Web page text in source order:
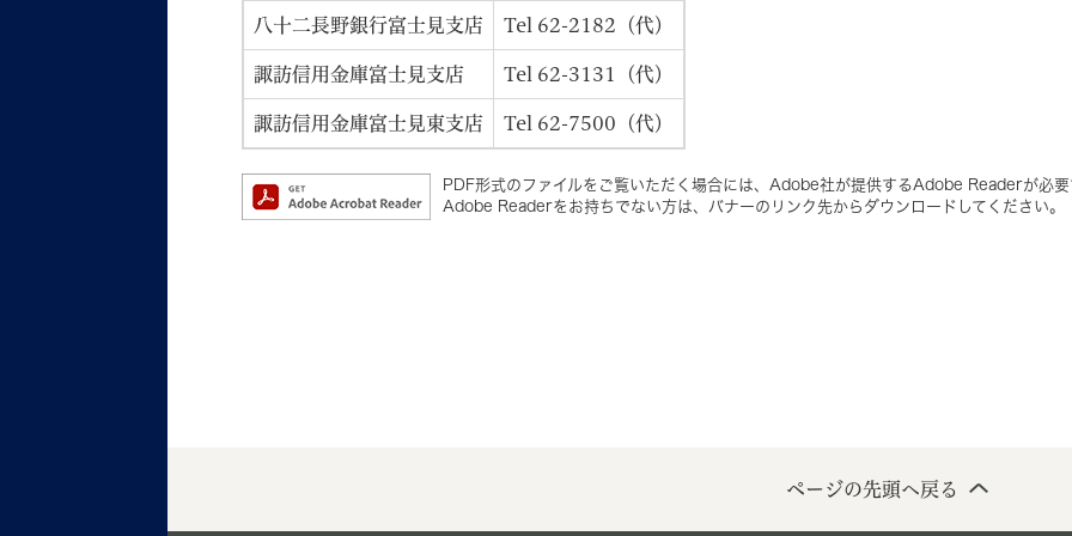
八十二長野銀行富士見支店 Tel 62-2182（代）
諏訪信用金庫富士見支店 Tel 62-3131（代）
諏訪信用金庫富士見東支店 Tel 62-7500（代）
PDF形式のファイルをご覧いただく場合には、Adobe社が提供するAdobe Readerが必要
Adobe Readerをお持ちでない方は、バナーのリンク先からダウンロードしてください。
ページの先頭へ戻る